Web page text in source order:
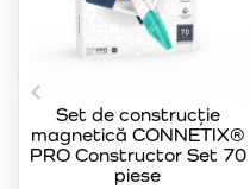
Set de construcție
magnetică CONNETIX®
PRO Constructor Set 70
piese